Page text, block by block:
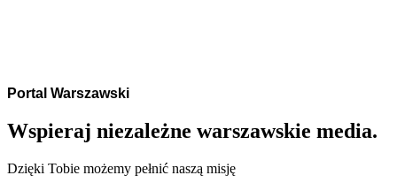
Portal Warszawski
Wspieraj niezależne warszawskie media.
Dzięki Tobie możemy pełnić naszą misję